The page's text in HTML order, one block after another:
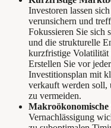
Investoren lassen
verunsichern und
Fokussieren Sie sich
und die strukturelle
kurzfristige Volatilität
Erstellen Sie vor
Investitionsplan mit
verkauft werden soll,
zu vermeiden.
Vernachlässigung